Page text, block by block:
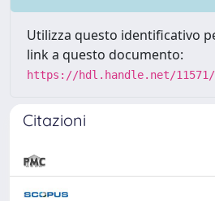
Utilizza questo identificativo
link a questo documento:
https://hdl.handle.net/11571/
Citazioni